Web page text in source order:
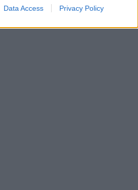
Data Access Privacy Policy